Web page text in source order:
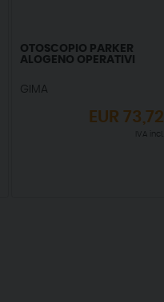
OTOSCOPIO PARKER
ALOGENO OPERATIVI
GIMA
EUR73,72
IVA incl.